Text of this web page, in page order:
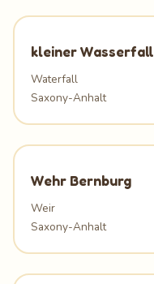
kleiner Wasserfall
Waterfall
Saxony-Anhalt
Wehr Bernburg
Weir
Saxony-Anhalt